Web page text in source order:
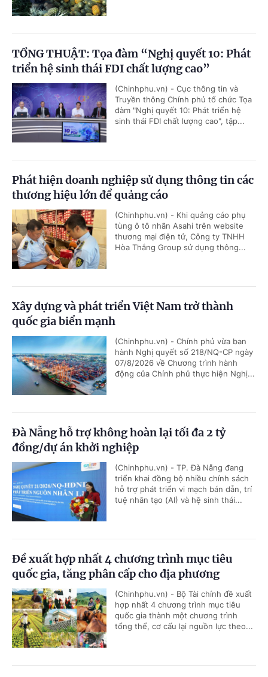
TỔNG THUẬT: Tọa đàm “Nghị quyết 10: Phát
triển hệ sinh thái FDI chất lượng cao”
(Chinhphu.vn) - Cục thông tin và
Truyền thông Chính phủ tổ chức Tọa
đàm "Nghị quyết 10: Phát triển hệ
sinh thái FDI chất lượng cao", tập...
Phát hiện doanh nghiệp sử dụng thông tin các
thương hiệu lớn để quảng cáo
(Chinhphu.vn) - Khi quảng cáo phụ
tùng ô tô nhãn Asahi trên website
thương mại điện tử, Công ty TNHH
Hòa Thắng Group sử dụng thông...
Xây dựng và phát triển Việt Nam trở thành
quốc gia biển mạnh
(Chinhphu.vn) - Chính phủ vừa ban
hành Nghị quyết số 218/NQ-CP ngày
07/8/2026 về Chương trình hành
động của Chính phủ thực hiện Nghị...
Đà Nẵng hỗ trợ không hoàn lại tối đa 2 tỷ
đồng/dự án khởi nghiệp
(Chinhphu.vn) - TP. Đà Nẵng đang
triển khai đồng bộ nhiều chính sách
hỗ trợ phát triển vi mạch bán dẫn, trí
tuệ nhân tạo (AI) và hệ sinh thái...
Đề xuất hợp nhất 4 chương trình mục tiêu
quốc gia, tăng phân cấp cho địa phương
(Chinhphu.vn) - Bộ Tài chính đề xuất
hợp nhất 4 chương trình mục tiêu
quốc gia thành một chương trình
tổng thể, cơ cấu lại nguồn lực theo...